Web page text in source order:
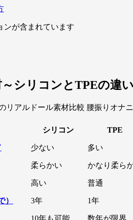
ンが含まれています
シリコンとTPEの違
腰振りオナ
シリコン TPE
少ない 多い
柔らかい かなり柔ら
高い 普通
） 3年 1年
10年も可能 数年が限界